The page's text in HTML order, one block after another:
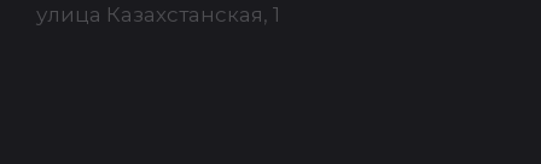
улица Казахстанская, 1